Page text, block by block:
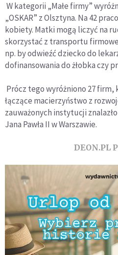
W kategorii „Małe firmy”
„OSKAR” z Olsztyna. Na 42
kobiety. Matki mogą liczyć na
skorzystać z transportu
np. by odwieźć dziecko do
dofinansowania do żłobka czy
Prócz tego wyróżniono 27
łączące macierzyństwo z
zauważonych instytucji
Jana Pawła II w Warszawie.
DEON.PL